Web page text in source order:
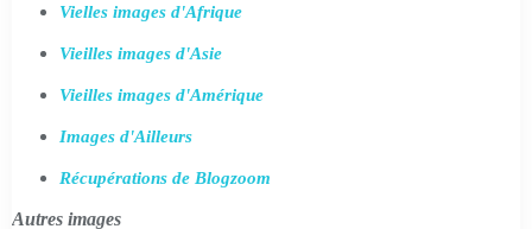
Vielles images d'Afrique
Vieilles images d'Asie
Vieilles images d'Amérique
Images d'Ailleurs
Récupérations de Blogzoom
Autres images